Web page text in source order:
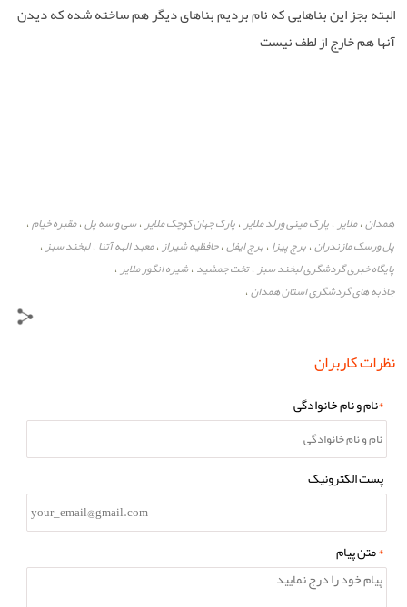
البته بجز این بناهایی که نام بردیم بناهای دیگر هم ساخته شده که دیدن
آنها هم خارج از لطف نیست
همدان،ملایر،پارک مینی ورلد ملایر،پارک جهان کوچک ملایر،سی و سه پل،مقبره خیام،
پل ورسک مازندران،برج پیزا ،برج ایفل،حافظیه شیراز،معبد الهه آتنا ،لبخند سبز،
پایگاه خبری گردشگری لبخند سبز،تخت جمشید ،شیره انگور ملایر،
جاذبه های گردشگری استان همدان،
نظرات کاربران
*نام و نام خانوادگی
پست الکترونیک
*متن پیام